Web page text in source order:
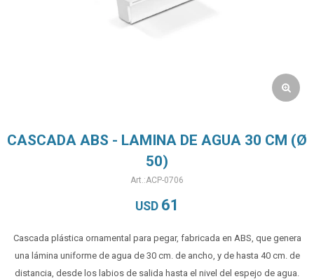
CASCADA ABS - LAMINA DE AGUA 30 CM (Ø
50)
ACP-0706
USD 61
Cascada plástica ornamental para pegar, fabricada en ABS, que genera
una lámina uniforme de agua de 30 cm. de ancho, y de hasta 40 cm. de
distancia, desde los labios de salida hasta el nivel del espejo de agua.